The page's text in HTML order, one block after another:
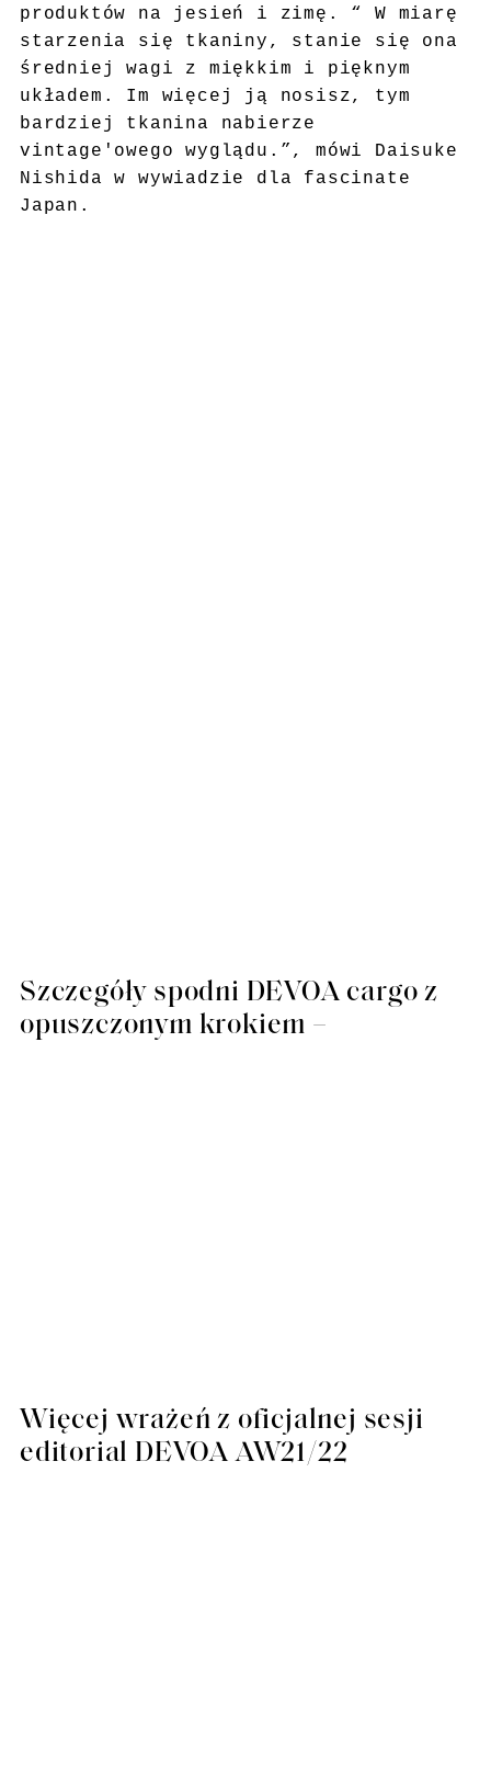
produktów na jesień i zimę. “ W miarę
starzenia się tkaniny, stanie się ona
średniej wagi z miękkim i pięknym
układem. Im więcej ją nosisz, tym
bardziej tkanina nabierze
vintage'owego wyglądu.”, mówi Daisuke
Nishida w wywiadzie dla fascinate
Japan.
Szczegóły spodni DEVOA cargo z
opuszczonym krokiem –
Więcej wrażeń z oficjalnej sesji
editorial DEVOA AW21/22